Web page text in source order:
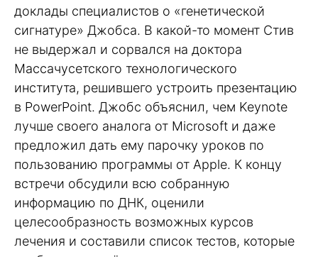
доклады специалистов о «генетической
сигнатуре» Джобса. В какой-то момент Стив
не выдержал и сорвался на доктора
Массачусетского технологического
института, решившего устроить презентацию
в PowerPoint. Джобс объяснил, чем Keynote
лучше своего аналога от Microsoft и даже
предложил дать ему парочку уроков по
пользованию программы от Apple. К концу
встречи обсудили всю собранную
информацию по ДНК, оценили
целесообразность возможных курсов
лечения и составили список тестов, которые